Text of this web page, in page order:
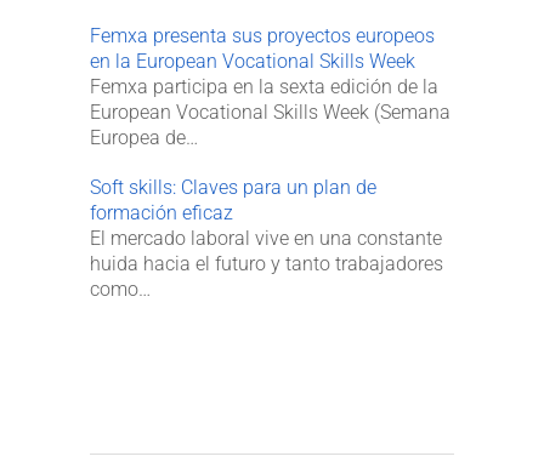
Femxa presenta sus proyectos europeos
en la European Vocational Skills Week
Femxa participa en la sexta edición de la
European Vocational Skills Week (Semana
Europea de…
Soft skills: Claves para un plan de
formación eficaz
El mercado laboral vive en una constante
huida hacia el futuro y tanto trabajadores
como…